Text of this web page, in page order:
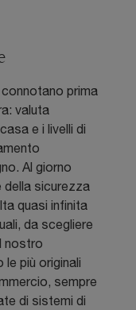
prima
valuta
e i livelli di
Al giorno
della sicurezza
quasi infinita
da scegliere
nostro
più originali
sempre
di sistemi di